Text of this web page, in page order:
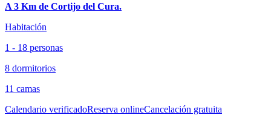
A 3 Km de Cortijo del Cura.
Habitación
1 - 18 personas
8 dormitorios
11 camas
Calendario verificadoReserva onlineCancelación gratuita